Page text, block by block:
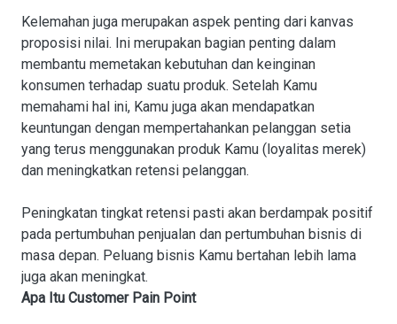
Kelemahan juga merupakan aspek penting dari kanvas
proposisi nilai. Ini merupakan bagian penting dalam
membantu memetakan kebutuhan dan keinginan
konsumen terhadap suatu produk. Setelah Kamu
memahami hal ini, Kamu juga akan mendapatkan
keuntungan dengan mempertahankan pelanggan setia
yang terus menggunakan produk Kamu (loyalitas merek)
dan meningkatkan retensi pelanggan.
Peningkatan tingkat retensi pasti akan berdampak positif
pada pertumbuhan penjualan dan pertumbuhan bisnis di
masa depan. Peluang bisnis Kamu bertahan lebih lama
juga akan meningkat.
Apa Itu Customer Pain Point